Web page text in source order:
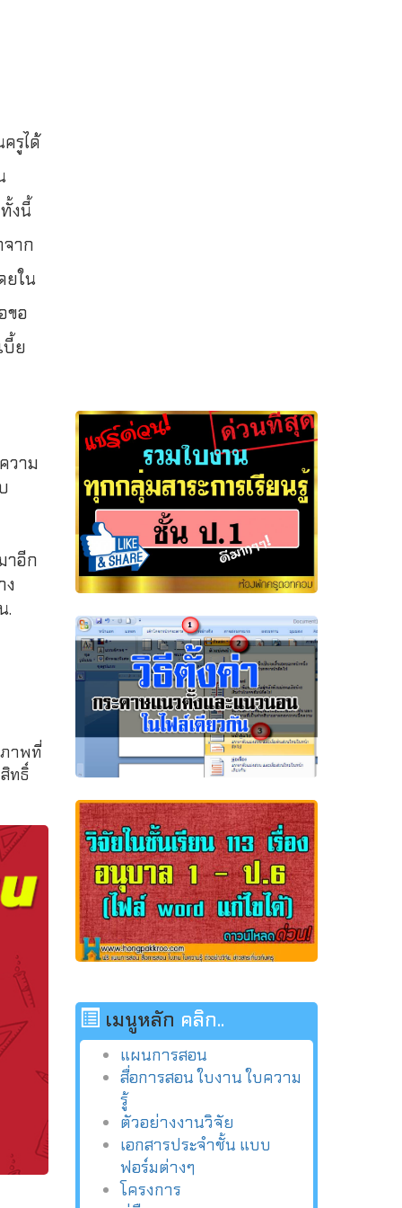
รูได้
งนี้
าก
ยใน
ขอ
บี้ย
วาม
าอีก
ง
.
าพที่
ทธิ์
เมนูหลัก คลิก..
แผนการสอน
สื่อการสอน ใบงาน ใบความ
รู้
ตัวอย่างงานวิจัย
เอกสารประจำชั้น แบบ
ฟอร์มต่างๆ
โครงการ